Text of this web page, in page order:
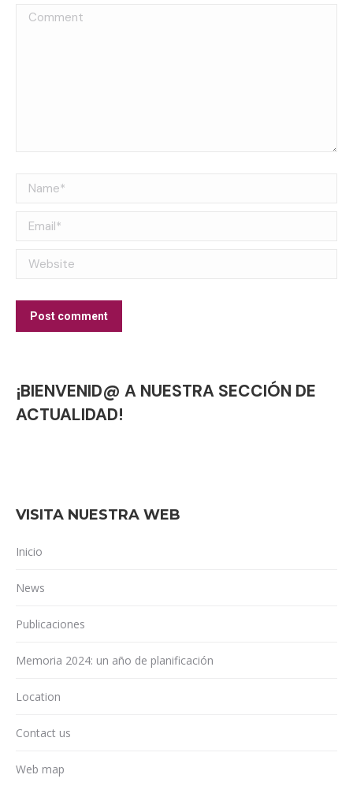
Comment
Name *
Email *
Website
Post comment
¡BIENVENID@ A NUESTRA SECCIÓN DE
ACTUALIDAD!
VISITA NUESTRA WEB
Inicio
News
Publicaciones
Memoria 2024: un año de planificación
Location
Contact us
Web map